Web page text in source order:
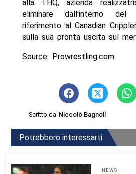
alla THQ, azienda
eliminare dall'interno del
riferimento al Canadian
sulla sua pronta uscita sul
Source: Prowrestling.com
Scritto da Niccolò Bagnoli
Potrebbero interessarti
NEWS